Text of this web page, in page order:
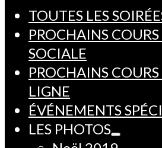
TOUTES LES
PROCHAINS
SOCIALE
PROCHAINS
LIGNE
ÉVÉNEMENTS
LES PHOTOS